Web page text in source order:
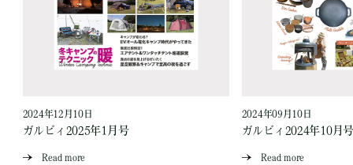
2024年12月10日
ガルビィ2025年1月号
Read more
2024年09月10日
ガルビィ2024年10月
Read more